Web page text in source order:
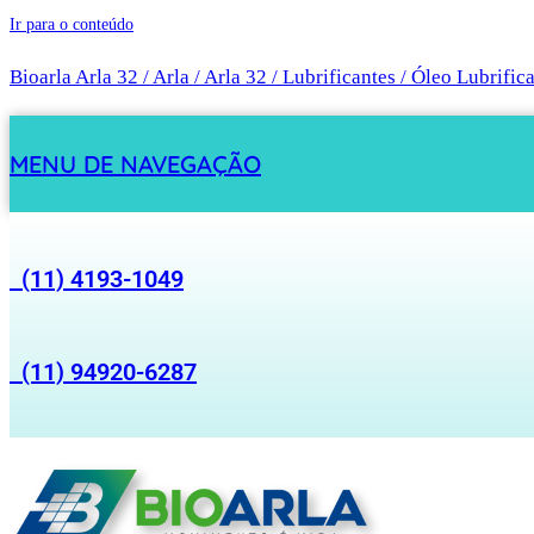
Ir para o conteúdo
Bioarla Arla 32 / Arla / Arla 32 / Lubrificantes / Óleo
MENU DE NAVEGAÇÃO
(11) 4193-1049
(11) 94920-6287